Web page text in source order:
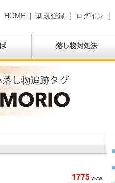
HOME | 新規登録 | ログイン |
1775view